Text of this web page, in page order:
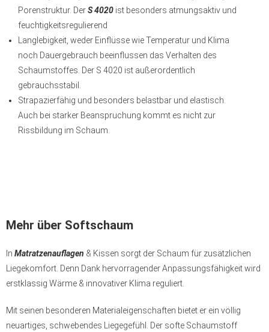
Porenstruktur. DerS 4020 ist besonders atmungsaktiv und
feuchtigkeitsregulierend
Langlebigkeit, weder Einflüsse wie Temperatur und Klima
noch Dauergebrauch beeinflussen das Verhalten des
Schaumstoffes. Der S 4020 ist außerordentlich
gebrauchsstabil.
Strapazierfähig und besonders belastbar und elastisch.
Auch bei starker Beanspruchung kommt es nicht zur
Rissbildung im Schaum.
Mehr über Softschaum
In Matratzenauflagen & Kissen sorgt der Schaum für zusätzlichen
Liegekomfort. Denn Dank hervorragender Anpassungsfähigkeit wird
erstklassig Wärme & innovativer Klima reguliert.
Mit seinen besonderen Materialeigenschaften bietet er ein völlig
neuartiges, schwebendes Liegegefühl. Der softe Schaumstoff